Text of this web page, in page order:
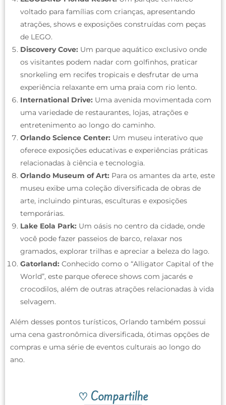
voltado para famílias com crianças, apresentando
atrações, shows e exposições construídas com peças
de LEGO.
Discovery Cove: Um parque aquático exclusivo onde
os visitantes podem nadar com golfinhos, praticar
snorkeling em recifes tropicais e desfrutar de uma
experiência relaxante em uma praia com rio lento.
International Drive: Uma avenida movimentada com
uma variedade de restaurantes, lojas, atrações e
entretenimento ao longo do caminho.
Orlando Science Center: Um museu interativo que
oferece exposições educativas e experiências práticas
relacionadas à ciência e tecnologia.
Orlando Museum of Art: Para os amantes da arte, este
museu exibe uma coleção diversificada de obras de
arte, incluindo pinturas, esculturas e exposições
temporárias.
Lake Eola Park: Um oásis no centro da cidade, onde
você pode fazer passeios de barco, relaxar nos
gramados, explorar trilhas e apreciar a beleza do lago.
Gatorland: Conhecido como o “Alligator Capital of the
World”, este parque oferece shows com jacarés e
crocodilos, além de outras atrações relacionadas à vida
selvagem.
Além desses pontos turísticos, Orlando também possui
uma cena gastronômica diversificada, ótimas opções de
compras e uma série de eventos culturais ao longo do
ano.
♡ Compartilhe